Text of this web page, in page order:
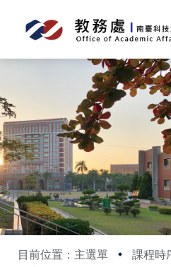
目前位置：主選單
課程時
:::